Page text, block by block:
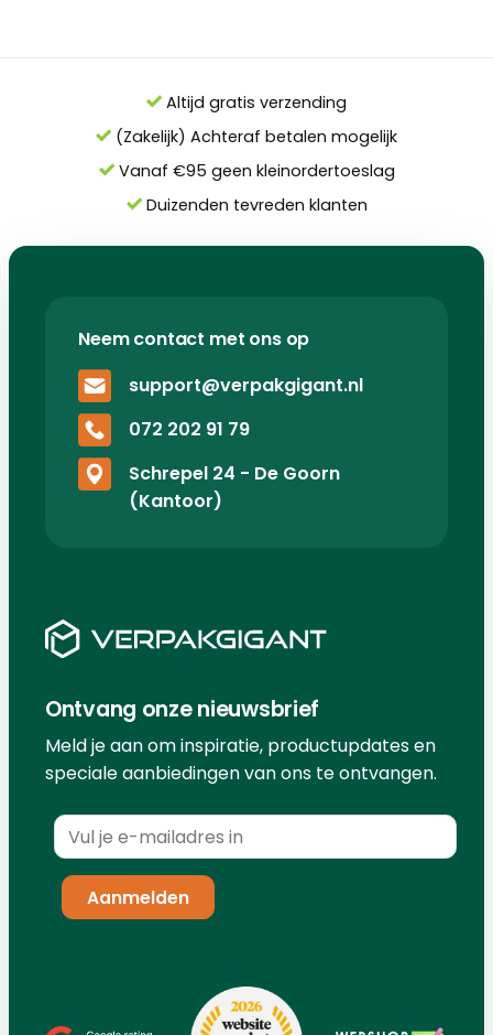
Altijd gratis verzending
(Zakelijk) Achteraf betalen mogelijk
Vanaf €95 geen kleinordertoeslag
Duizenden tevreden klanten
Neem contact met ons op
support@verpakgigant.nl
072 202 91 79
Schrepel 24 - De Goorn
(Kantoor)
Ontvang onze nieuwsbrief
Meld je aan om inspiratie, productupdates en
speciale aanbiedingen van ons te ontvangen.